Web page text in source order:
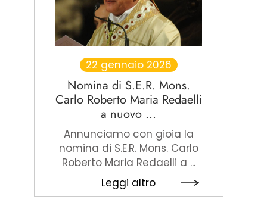
22 gennaio 2026
Nomina di S.E.R. Mons.
Carlo Roberto Maria Redaelli
a nuovo ...
Annunciamo con gioia la
nomina di S.E.R. Mons. Carlo
Roberto Maria Redaelli a ...
Leggi altro